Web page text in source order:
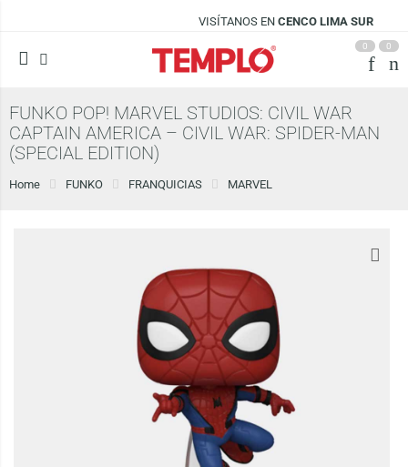
VISÍTANOS ENCENCO LIMA SUR
0 0
FUNKO POP! MARVEL STUDIOS: CIVIL WAR
CAPTAIN AMERICA – CIVIL WAR: SPIDER-MAN
(SPECIAL EDITION)
Home FUNKO FRANQUICIAS MARVEL